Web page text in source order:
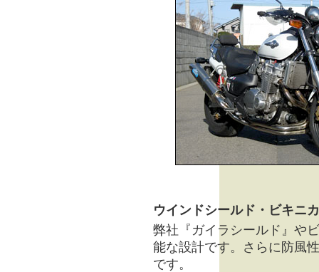
ウインドシールド・ビキニ
弊社『ガイラシールド』や
能な設計です。さらに防風
です。